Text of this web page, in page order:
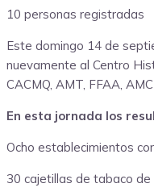
10 personas registradas
Este domingo 14 de
nuevamente al Centro
CACMQ, AMT, FFAA,
En esta jornada los
Ocho establecimientos
30 cajetillas de tabaco